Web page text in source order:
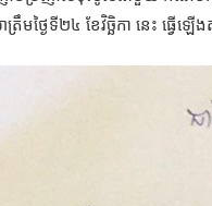
ត្រឹមថ្ងៃទី២៤ ខែវិច្ឆិកា នេះ ធ្វើឡើ